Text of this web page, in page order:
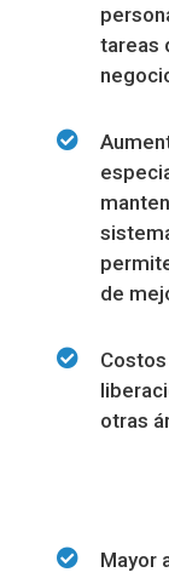
tareas
de
otras
Mayor